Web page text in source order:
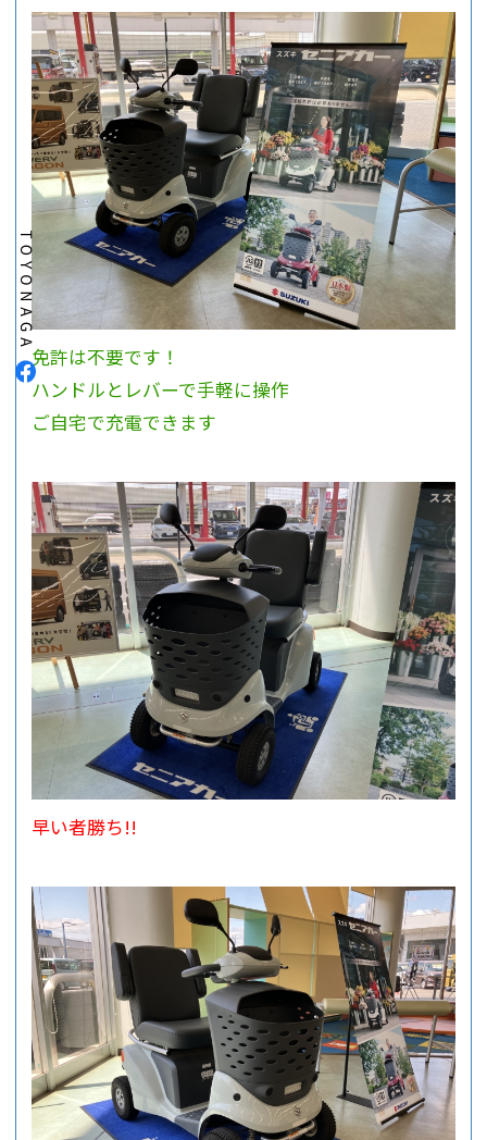
免許は不要です！
ハンドルとレバーで手軽に操作
ご自宅で充電できます
早い者勝ち!!